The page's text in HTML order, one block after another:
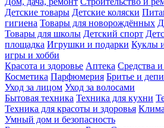
Детские товары Детские коляски
гигиена Товары для новорождённых
Товары для школы Детский спорт
площадка Игрушки и подарки Куклы
игры и хобби
Красота и здоровье Аптека Средства
Косметика Парфюмерия Бритье и
Уход за лицом Уход за волосами
Бытовая техника Техника для кухни
Техника для красоты и здоровья
Умный дом и безопасность